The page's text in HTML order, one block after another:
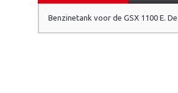
Benzinetank voor de GSX 1100 E.